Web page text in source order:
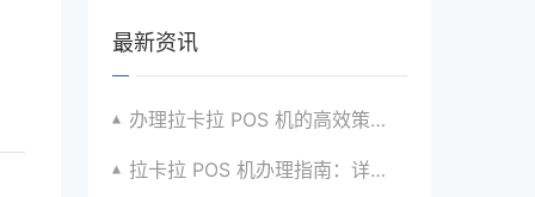
最新资讯
办理拉卡拉 POS 机的高效策略与方法全分享
拉卡拉 POS 机办理指南：详细流程与注意事项汇总